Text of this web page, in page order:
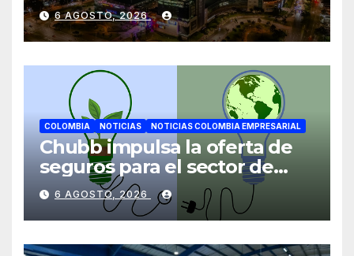
mientras avanza en su plan
de crecimiento en Colombia
6 AGOSTO, 2026
COLOMBIA NOTICIAS NOTICIAS COLOMBIA EMPRESARIAL
Chubb impulsa la oferta de
seguros para el sector de
energías renovables en
América Latina
6 AGOSTO, 2026